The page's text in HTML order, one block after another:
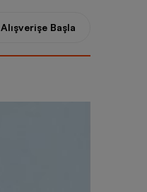
Alışverişe Başla